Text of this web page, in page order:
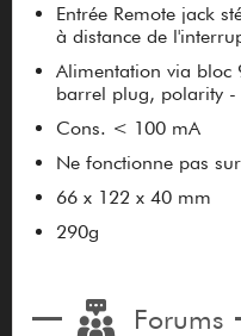
Entrée Remote jack
à distance de
Alimentation via bloc
barrel plug, polarity -
Cons. < 100 mA
Ne fonctionne pas
66 x 122 x 40 mm
290g
Forums